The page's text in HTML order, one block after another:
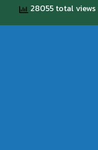
28055 total views